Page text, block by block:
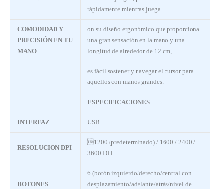
rápidamente mientras juega.
COMODIDAD Y
PRECISIÓN EN TU
MANO
on su diseño ergonómico que proporciona
una gran sensación en la mano y una
longitud de alrededor de 12 cm,
es fácil sostener y navegar el cursor para
aquellos con manos grandes.
ESPECIFICACIONES
INTERFAZ USB
RESOLUCION DPI
1200 (predeterminado) / 1600 / 2400 /
3600 DPI
BOTONES
6 (botón izquierdo/derecho/central con
desplazamiento/adelante/atrás/nivel de